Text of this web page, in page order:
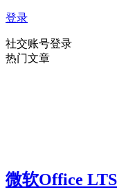
登录
社交账号登录
热门文章
微软Office